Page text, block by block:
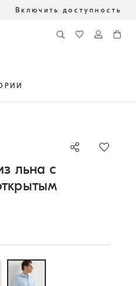
Включить доступность
льна с